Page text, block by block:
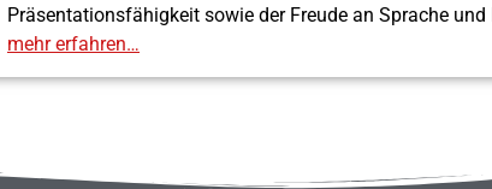
Präsentationsfähigkeit sowie der Freude an Sprache
mehr erfahren…